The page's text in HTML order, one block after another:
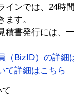
インでは、24時
ます。
積書発行には、
（BizID）の詳細
て詳細はこちら